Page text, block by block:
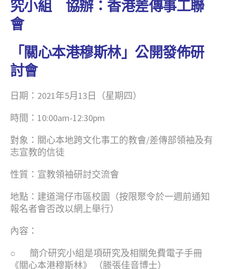
究小組 協辦：香港差傳事工聯
會
「關心本港穆斯林」公開發佈研
討會
日期：2021年5月13日（星期四）
時間：10:00am-12:30pm
對象：關心本地跨文化事工的教會/差傳部領袖及有
志宣教的信徒
性質：宣教領袖研討交流會
地點：建道灣仔市區校園（按限聚令於一週前通知
報名者會否改以網上舉行）
內容：
○ 簡介研究小組是項研究及相關免費電子手冊
《關心本港穆斯林》 （滕張佳音博士）